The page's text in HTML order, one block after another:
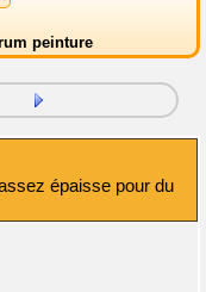
peinture
épaisse pour du